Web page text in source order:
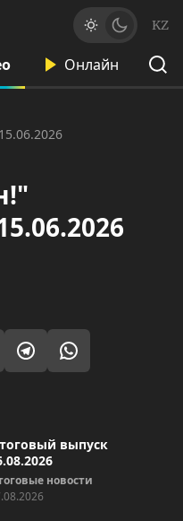
KZ
Онлайн
выпуск
новости